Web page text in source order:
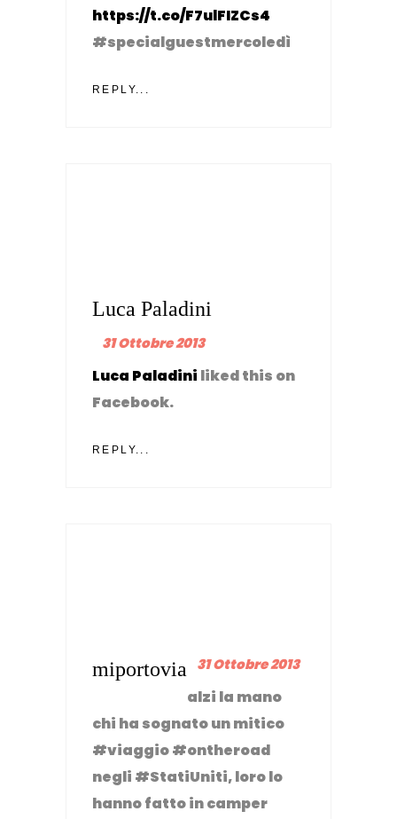
https://t.co/F7ulFIZCs4
#specialguestmercoledì
REPLY...
Luca Paladini
31 Ottobre 2013
Luca Paladini liked this on
Facebook.
REPLY...
miportovia 31 Ottobre 2013
alzi la mano
chi ha sognato un mitico
#viaggio #ontheroad
negli #StatiUniti, loro lo
hanno fatto in camper